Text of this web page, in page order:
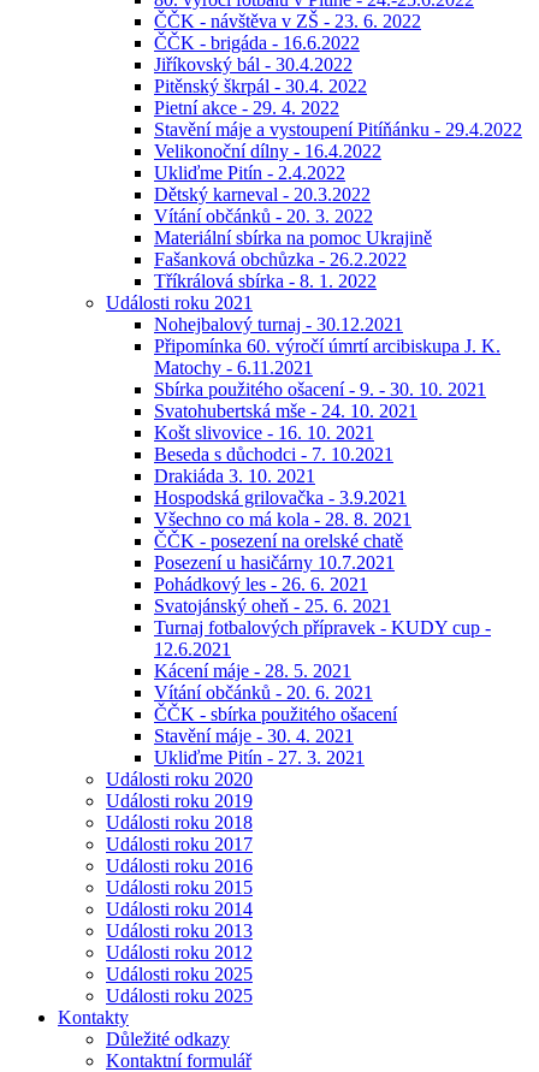
ČČK - návštěva v ZŠ - 23. 6. 2022
ČČK - brigáda - 16.6.2022
Jiříkovský bál - 30.4.2022
Pitěnský škrpál - 30.4. 2022
Pietní akce - 29. 4. 2022
Stavění máje a vystoupení Pitíňánku - 29.4.2022
Velikonoční dílny - 16.4.2022
Ukliďme Pitín - 2.4.2022
Dětský karneval - 20.3.2022
Vítání občánků - 20. 3. 2022
Materiální sbírka na pomoc Ukrajině
Fašanková obchůzka - 26.2.2022
Tříkrálová sbírka - 8. 1. 2022
Události roku 2021
Nohejbalový turnaj - 30.12.2021
Připomínka 60. výročí úmrtí arcibiskupa J. K.
Matochy - 6.11.2021
Sbírka použitého ošacení - 9. - 30. 10. 2021
Svatohubertská mše - 24. 10. 2021
Košt slivovice - 16. 10. 2021
Beseda s důchodci - 7. 10.2021
Drakiáda 3. 10. 2021
Hospodská grilovačka - 3.9.2021
Všechno co má kola - 28. 8. 2021
ČČK - posezení na orelské chatě
Posezení u hasičárny 10.7.2021
Pohádkový les - 26. 6. 2021
Svatojánský oheň - 25. 6. 2021
Turnaj fotbalových přípravek - KUDY cup -
12.6.2021
Kácení máje - 28. 5. 2021
Vítání občánků - 20. 6. 2021
ČČK - sbírka použitého ošacení
Stavění máje - 30. 4. 2021
Ukliďme Pitín - 27. 3. 2021
Události roku 2020
Události roku 2019
Události roku 2018
Události roku 2017
Události roku 2016
Události roku 2015
Události roku 2014
Události roku 2013
Události roku 2012
Události roku 2025
Události roku 2025
Kontakty
Důležité odkazy
Kontaktní formulář